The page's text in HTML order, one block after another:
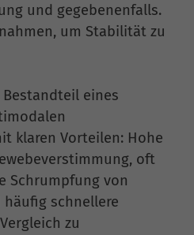
und gegebenenfalls.
um Stabilität zu
eines
klaren Vorteilen: Hohe
oft
Schrumpfung von
schnellere
zu